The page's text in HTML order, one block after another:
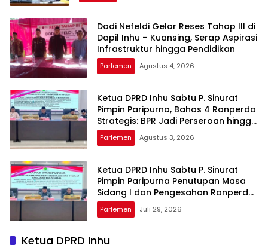
Dodi Nefeldi Gelar Reses Tahap III di
Dapil Inhu – Kuansing, Serap Aspirasi
Infrastruktur hingga Pendidikan
Parlemen Agustus 4, 2026
Ketua DPRD Inhu Sabtu P. Sinurat
Pimpin Paripurna, Bahas 4 Ranperda
Strategis: BPR Jadi Perseroan hingga
Rencana Induk Pariwisata
Parlemen Agustus 3, 2026
Ketua DPRD Inhu Sabtu P. Sinurat
Pimpin Paripurna Penutupan Masa
Sidang I dan Pengesahan Ranperda
Pertanggungjawaban APBD 2025
Parlemen Juli 29, 2026
Ketua DPRD Inhu